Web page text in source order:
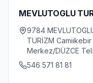
MEVLUTOGLU
9784
TURİZM
Merkez/DÜZCE
546 571 81 81